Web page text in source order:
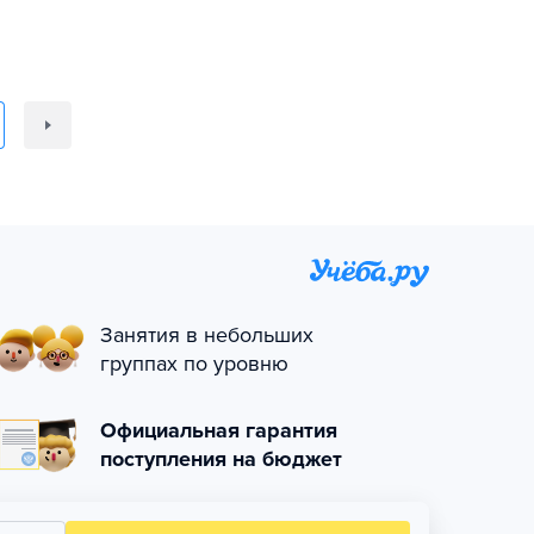
Занятия в небольших
группах по уровню
Официальная гарантия
поступления на бюджет